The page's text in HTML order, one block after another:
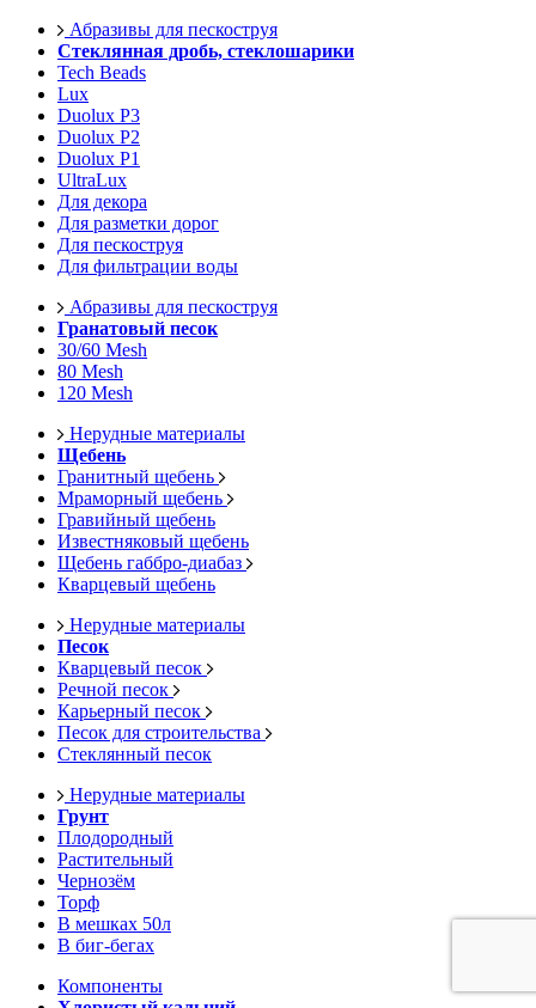
Абразивы для пескоструя
Стеклянная дробь, стеклошарики
Tech Beads
Lux
Duolux P3
Duolux P2
Duolux P1
UltraLux
Для декора
Для разметки дорог
Для пескоструя
Для фильтрации воды
Абразивы для пескоструя
Гранатовый песок
30/60 Mesh
80 Mesh
120 Mesh
Нерудные материалы
Щебень
Гранитный щебень
Мраморный щебень
Гравийный щебень
Известняковый щебень
Щебень габбро-диабаз
Кварцевый щебень
Нерудные материалы
Песок
Кварцевый песок
Речной песок
Карьерный песок
Песок для строительства
Стеклянный песок
Нерудные материалы
Грунт
Плодородный
Растительный
Чернозём
Торф
В мешках 50л
В биг-бегах
Компоненты